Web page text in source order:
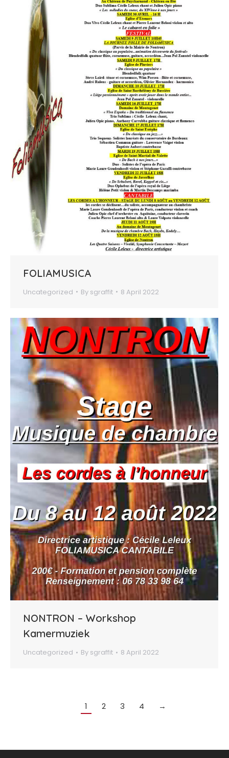
FOLIAMUSICA
Uncategorized By sgraffit 8 April 2022
NONTRON – Workshop
Kamermuziek
Uncategorized By sgraffit 8 April 2022
1 2 3 4 →